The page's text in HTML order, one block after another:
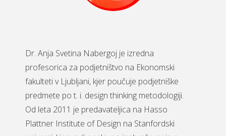
Dr. Anja Svetina Nabergoj je izredna
profesorica za podjetništvo na Ekonomski
fakulteti v Ljubljani, kjer poučuje podjetniške
predmete po t. i. design thinking metodologiji.
Od leta 2011 je predavateljica na Hasso
Plattner Institute of Design na Stanfordski